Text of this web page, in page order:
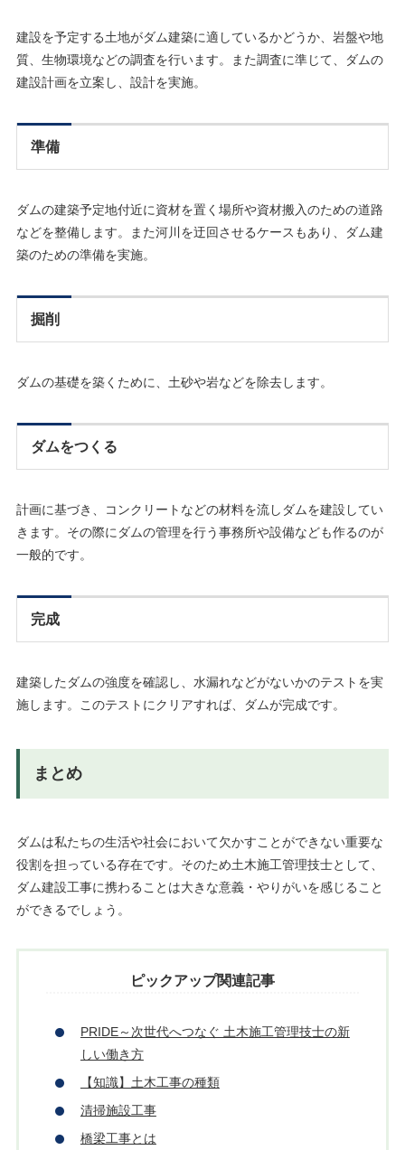
建設を予定する土地がダム建築に適しているかどうか、岩盤や地
質、生物環境などの調査を行います。また調査に準じて、ダムの
建設計画を立案し、設計を実施。
準備
ダムの建築予定地付近に資材を置く場所や資材搬入のための道路
などを整備します。また河川を迂回させるケースもあり、ダム建
築のための準備を実施。
掘削
ダムの基礎を築くために、土砂や岩などを除去します。
ダムをつくる
計画に基づき、コンクリートなどの材料を流しダムを建設してい
きます。その際にダムの管理を行う事務所や設備なども作るのが
一般的です。
完成
建築したダムの強度を確認し、水漏れなどがないかのテストを実
施します。このテストにクリアすれば、ダムが完成です。
まとめ
ダムは私たちの生活や社会において欠かすことができない重要な
役割を担っている存在です。そのため土木施工管理技士として、
ダム建設工事に携わることは大きな意義・やりがいを感じること
ができるでしょう。
ピックアップ関連記事
PRIDE～次世代へつなぐ 土木施工管理技士の新
しい働き方
【知識】土木工事の種類
清掃施設工事
橋梁工事とは